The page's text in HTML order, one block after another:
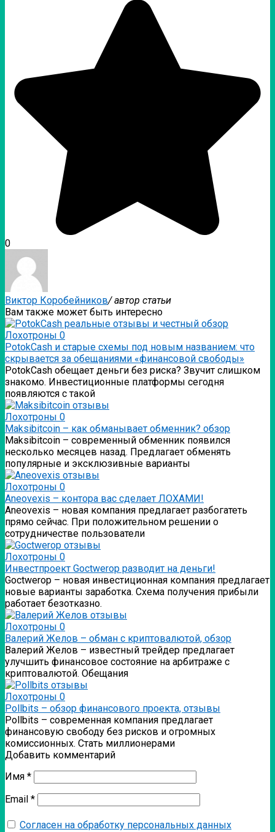
0
Виктор Коробейников/ автор статьи
Вам также может быть интересно
Лохотроны 0
PotokCash и старые схемы под новым названием: что
скрывается за обещаниями «финансовой свободы»
PotokCash обещает деньги без риска? Звучит слишком
знакомо. Инвестиционные платформы сегодня
появляются с такой
Лохотроны 0
Мaksibitcoin – как обманывает обменник? обзор
Мaksibitcoin – современный обменник появился
несколько месяцев назад. Предлагает обменять
популярные и эксклюзивные варианты
Лохотроны 0
Аneovexis – контора вас сделает ЛОХАМИ!
Аneovexis – новая компания предлагает разбогатеть
прямо сейчас. При положительном решении о
сотрудничестве пользователи
Лохотроны 0
Инвестпроект Goctwerop разводит на деньги!
Goctwerop – новая инвестиционная компания предлагает
новые варианты заработка. Схема получения прибыли
работает безотказно.
Лохотроны 0
Валерий Желов – обман с криптовалютой, обзор
Валерий Желов – известный трейдер предлагает
улучшить финансовое состояние на арбитраже с
криптовалютой. Обещания
Лохотроны 0
Pollbits – обзор финансового проекта, отзывы
Pollbits – современная компания предлагает
финансовую свободу без рисков и огромных
комиссионных. Стать миллионерами
Добавить комментарий
Имя *
Email *
Согласен на обработку персональных данных